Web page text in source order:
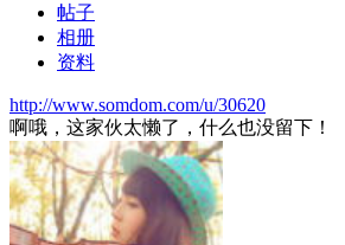
帖子
相册
资料
http://www.somdom.com/u/30620
啊哦，这家伙太懒了，什么也没留下！